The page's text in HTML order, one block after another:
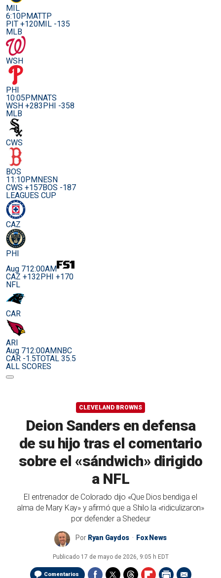
MIL
6:10PMATTP
PIT +120MIL -135
MLB
WSH
PHI
10:05PMNATS
WSH +283PHI -358
MLB
CWS
BOS
11:10PMNESN
CWS +157BOS -187
LEAGUES CUP
CAZ
PHI
Aug 712:00AM
CAZ +132PHI +170
NFL
CAR
ARI
Aug 712:00AMNBC
CAR -1.5TOTAL 35.5
ALL SCORES
CLEVELAND BROWNS
Deion Sanders en defensa
de su hijo tras el comentario
sobre el «sándwich» dirigido
a NFL
El entrenador de Colorado dijo «Que Dios bendiga el
alma de Mary Kay» y afirmó que a Shilo la «ridiculizaron»
por defender a Shedeur
Por Ryan Gaydos Fox News
Publicado 17 de mayo de 2026, 9:05 h EDT
Comentarios